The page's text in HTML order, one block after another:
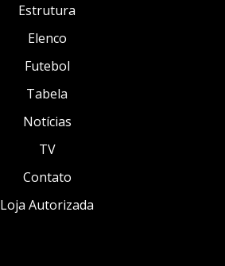
Estrutura
Elenco
Futebol
Tabela
Notícias
TV
Contato
Loja Autorizada